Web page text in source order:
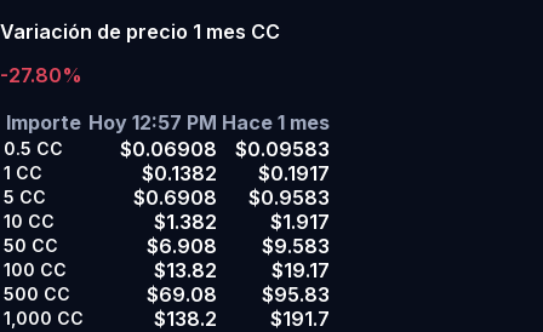
Variación de precio 1 mes CC
-27.80%
Importe Hoy 12:57 PM Hace 1 mes
0.5 CC $0.06908 $0.09583
1 CC $0.1382 $0.1917
5 CC $0.6908 $0.9583
10 CC $1.382 $1.917
50 CC $6.908 $9.583
100 CC $13.82 $19.17
500 CC $69.08 $95.83
1,000 CC $138.2
$191.7